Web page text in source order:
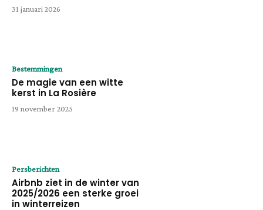
31 januari 2026
Bestemmingen
De magie van een witte
kerst in La Rosière
19 november 2025
Persberichten
Airbnb ziet in de winter van
2025/2026 een sterke groei
in winterreizen